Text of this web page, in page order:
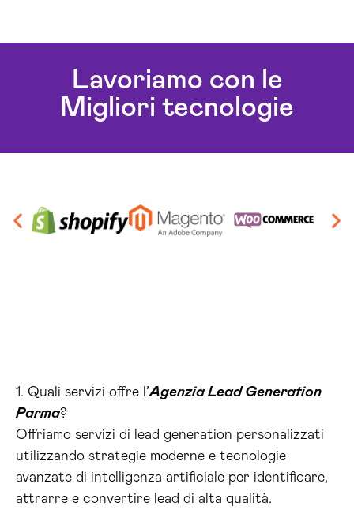
Lavoriamo con le
Migliori tecnologie
1. Quali servizi offre l’Agenzia Lead Generation
Parma?
Offriamo servizi di lead generation personalizzati
utilizzando strategie moderne e tecnologie
avanzate di intelligenza artificiale per identificare,
attrarre e convertire lead di alta qualità.